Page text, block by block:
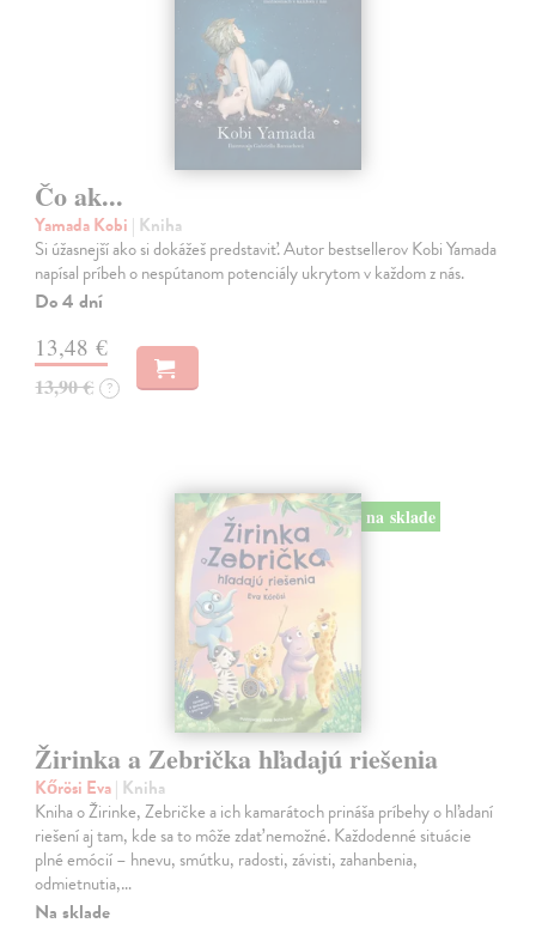
Čo ak...
Yamada Kobi | Kniha
Si úžasnejší ako si dokážeš predstaviť. Autor bestsellerov Kobi Yamada
napísal príbeh o nespútanom potenciály ukrytom v každom z nás.
Do 4 dní
13,48 €
13,90 € ?
na sklade
Žirinka a Zebrička hľadajú riešenia
Kőrösi Eva| Kniha
Kniha o Žirinke, Zebričke a ich kamarátoch prináša príbehy o hľadaní
riešení aj tam, kde sa to môže zdať nemožné. Každodenné situácie
plné emócií – hnevu, smútku, radosti, závisti, zahanbenia,
odmietnutia,…
Na sklade